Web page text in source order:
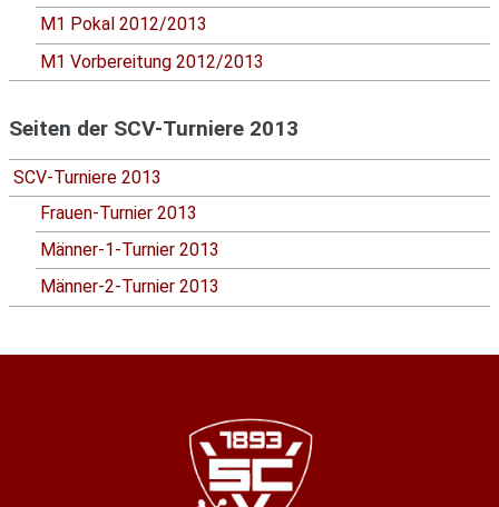
M1 Pokal 2012/2013
M1 Vorbereitung 2012/2013
Seiten der SCV-Turniere 2013
SCV-Turniere 2013
Frauen-Turnier 2013
Männer-1-Turnier 2013
Männer-2-Turnier 2013